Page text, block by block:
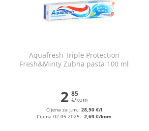
Aquafresh Triple Protection
Fresh&Minty Zubna pasta 100 ml
2 85
€/kom
Cijena za j.m.: 28,50 €/l
Cijena 02.05.2025.: 2,69 €/kom